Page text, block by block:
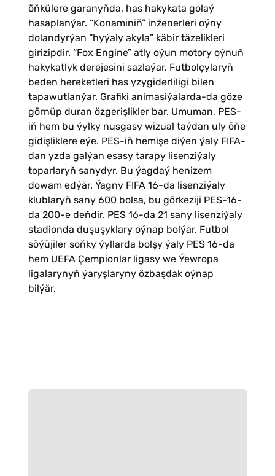
öňkülere garanyňda, has hakykata golaý
hasaplanýar. “Konaminiň” inženerleri oýny
dolandyrýan “hyýaly akyla” käbir täzelikleri
girizipdir. “Fox Engine” atly oýun motory oýnuň
hakykatlyk derejesini sazlaýar. Futbolçylaryň
beden hereketleri has yzygiderliligi bilen
tapawutlanýar. Grafiki animasiýalarda-da göze
görnüp duran özgerişlikler bar. Umuman, PES-
iň hem bu ýylky nusgasy wizual taýdan uly öňe
gidişliklere eýe. PES-iň hemişe diýen ýaly FIFA-
dan yzda galýan esasy tarapy lisenziýaly
toparlaryň sanydyr. Bu ýagdaý henizem
dowam edýär. Ýagny FIFA 16-da lisenziýaly
klublaryň sany 600 bolsa, bu görkeziji PES-16-
da 200-e deňdir. PES 16-da 21 sany lisenziýaly
stadionda duşuşyklary oýnap bolýar. Futbol
söýüjiler soňky ýyllarda bolşy ýaly PES 16-da
hem UEFA Çempionlar ligasy we Ýewropa
ligalarynyň ýaryşlaryny özbaşdak oýnap
bilýär.